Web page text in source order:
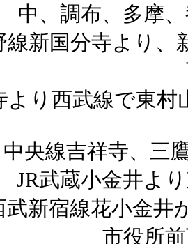
中、調布、多摩
線新国分寺より
より西武線で東
央線吉祥寺、三
JR武蔵小金井よ
武新宿線花小金井
市役所